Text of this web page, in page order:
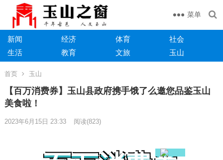
菜单
新闻 经济 体育
社会
生活
教育 文旅 玉山
首页 玉山
【百万消费券】玉山县政府携手饿了么邀您品鉴玉山
美食啦！
2023年6月15日 23:33 阅读(823)